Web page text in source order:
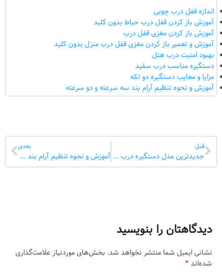
اندازه قفل درب چوبی
آموزش باز کردن قفل درب حیاط بدون کلید
آموزش باز کردن مغزی قفل درب
آموزش و تعمیر باز کردن مغزی قفل درب منزل بدون کلید
بهبود امنیت درب هتل
دستگیره مناسب درب سفید
مزایا و معایب دستگیره دو تکه
آموزش و نحوه تنظیم آرام بند سه سرعته و دو سرعته
قبل
جدیدترین مدل دستگیره درب چوبی اتاق
بعدی
آموزش و نحوه تنظیم آرام بند سه سرعته و دو سرعته
دیدگاهتان را بنویسید
نشانی ایمیل شما منتشر نخواهد شد. بخش‌های موردنیاز علامت‌گذاری
شده‌اند *